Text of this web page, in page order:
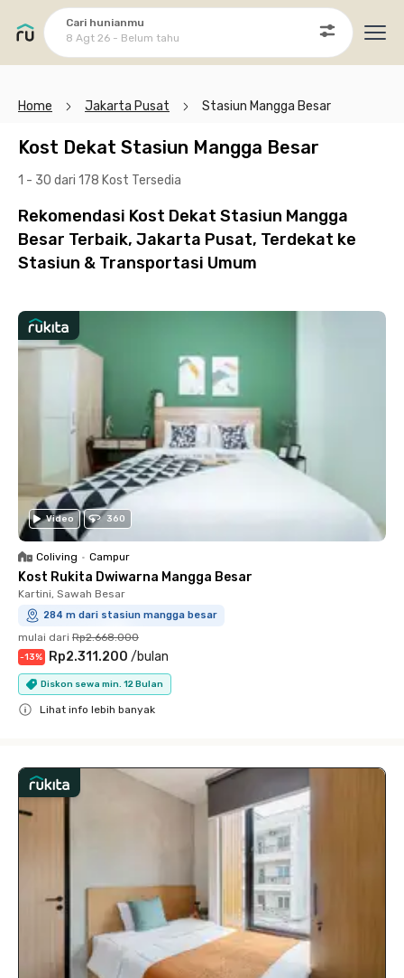
Cari hunianmu
8 Agt 26 - Belum tahu
Home Jakarta Pusat Stasiun Mangga Besar
Kost Dekat Stasiun Mangga Besar
1 - 30 dari 178 Kost Tersedia
Rekomendasi Kost Dekat Stasiun Mangga
Besar Terbaik, Jakarta Pusat, Terdekat ke
Stasiun & Transportasi Umum
Video 360
Coliving • Campur
Kost Rukita Dwiwarna Mangga Besar
Kartini, Sawah Besar
284 m dari stasiun mangga besar
mulai dari Rp2.668.000
-13% Rp2.311.200 /bulan
Diskon sewa min. 12 Bulan
Lihat info lebih banyak